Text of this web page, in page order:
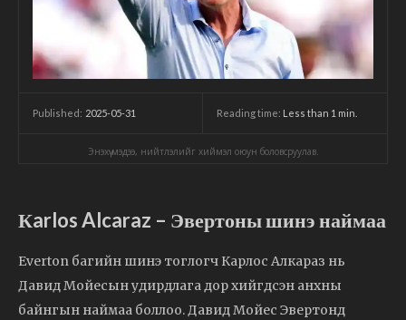
Published: 2025-05-31 Reading time: Less than 1 min.
Энэхүү мэдээ, нийтлэлийг хиймэл оюун боловсруулав.
Кarlos Alcaraz – Эвертоны шинэ наймаа
Everton багийн шинэ тоглогч Карлос Алкараз нь
Давид Мойесын удирдлага дор хийгдсэн анхны
байнгын наймаа боллоо. Давид Мойес Эвертонд